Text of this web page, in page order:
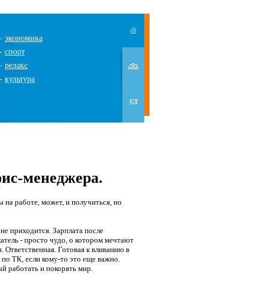
- экономика
- спорт
- релакс
- культура
менеджера.
на работе, может, и получиться, но
приходится. Зарплата после
- просто чудо, о котором мечтают
Готовая к вливанию в
ТК, если кому-то это еще важно.
работать и покорять мир.